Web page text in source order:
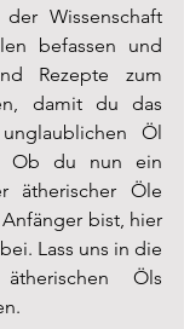
Wissenschaft
befassen und
Rezepte zum
damit du das
Öl
Ob du nun ein
ätherischer Öle
bist, hier
Lass uns in die
Öls